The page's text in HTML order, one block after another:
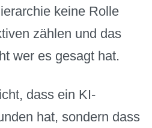
keine Rolle
zählen und das
wer es gesagt hat.
dass ein KI-
hat, sondern dass